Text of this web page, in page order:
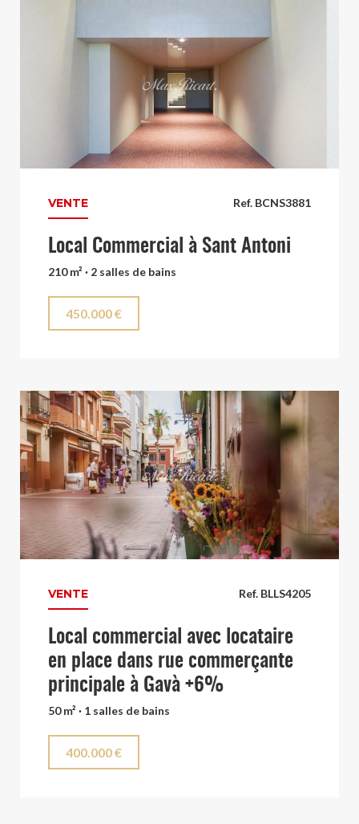
Ref. BCNS3881
VENTE
Local Commercial à Sant Antoni
210 m² · 2 salles de bains
450.000 €
Ref. BLLS4205
VENTE
Local commercial avec locataire
en place dans rue commerçante
principale à Gavà +6%
50 m² · 1 salles de bains
400.000 €